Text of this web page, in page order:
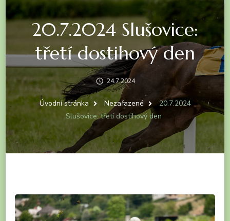
20.7.2024 Slušovice:
třetí dostihový den
24.7.2024
Úvodní stránka Nezařazené
20.7.2024
Slušovice: třetí dostihový den